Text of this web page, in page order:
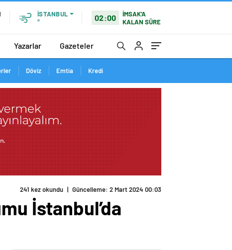
İSTANBUL
°
02:00
İMSAK'A
KALAN SÜRE
Yazarlar Gazeteler
Döviz Emtia Kredi
241 kez okundu | Güncelleme: 2 Mart 2024 00:03
İstanbul’da